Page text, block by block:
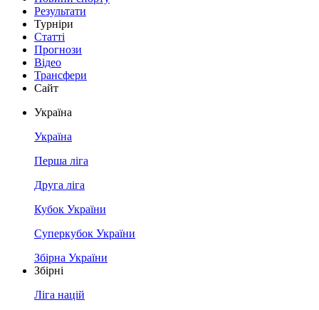
Результати
Турніри
Статті
Прогнози
Відео
Трансфери
Сайт
Україна
Україна
Перша ліга
Друга ліга
Кубок України
Суперкубок України
Збірна України
Збірні
Ліга націй